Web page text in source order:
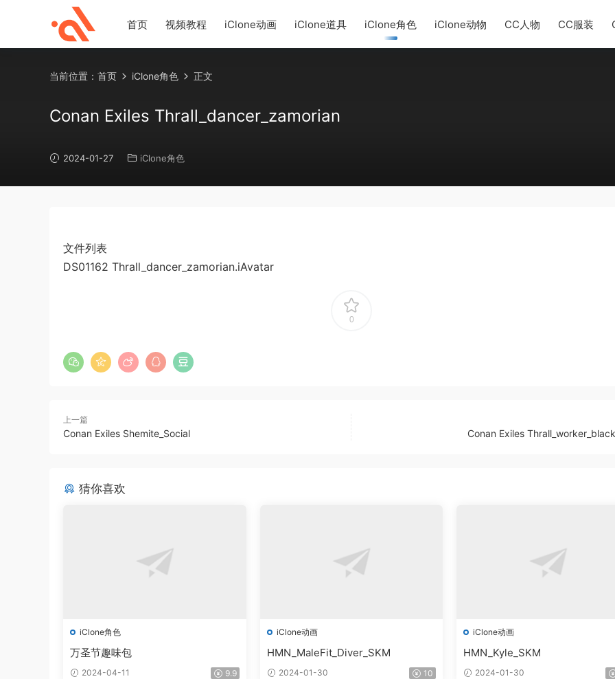
首页 视频教程 iClone动画 iClone道具 iClone角色 iClone动物 CC人物 CC服装
当前位置： 首页 iClone角色 正文
Conan Exiles Thrall_dancer_zamorian
2024-01-27 iClone角色
文件列表
DS01162 Thrall_dancer_zamorian.iAvatar
0
上一篇
Conan Exiles Shemite_Social Conan Exiles
猜你喜欢
iClone角色
万圣节趣味包
2024-04-11 9.9
iClone动画
HMN_MaleFit_Diver_SKM
2024-01-30 10
iClone动画
HMN_Kyle_SKM
2024-01-30